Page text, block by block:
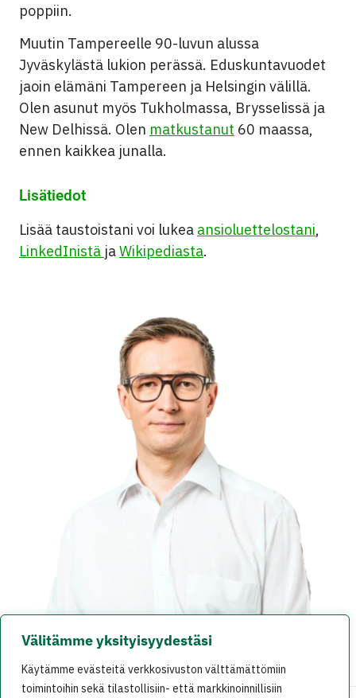
Välitämme yksityisyydestäsi
Käytämme evästeitä verkkosivuston välttämättömiin
toimintoihin sekä tilastollisiin- että markkinoinnillisiin
poppiin.
Muutin Tampereelle 90-luvun alussa
Jyväskylästä lukion perässä. Eduskuntavuodet
jaoin elämäni Tampereen ja Helsingin välillä.
Olen asunut myös Tukholmassa, Brysselissä ja
New Delhissä. Olen matkustanut 60 maassa,
ennen kaikkea junalla.
Lisätiedot
Lisää taustoistani voi lukea ansioluettelostani,
LinkedInistä jaWikipediasta.